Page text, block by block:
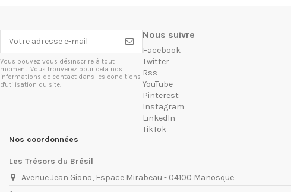
Vous pouvez vous désinscrire à tout
moment. Vous trouverez pour cela nos
informations de contact dans les conditions
d'utilisation du site.
Nous suivre
Facebook
Twitter
Rss
YouTube
Pinterest
Instagram
LinkedIn
TikTok
Nos coordonnées
Les Trésors du Brésil
Avenue Jean Giono, Espace Mirabeau - 04100 Manosque